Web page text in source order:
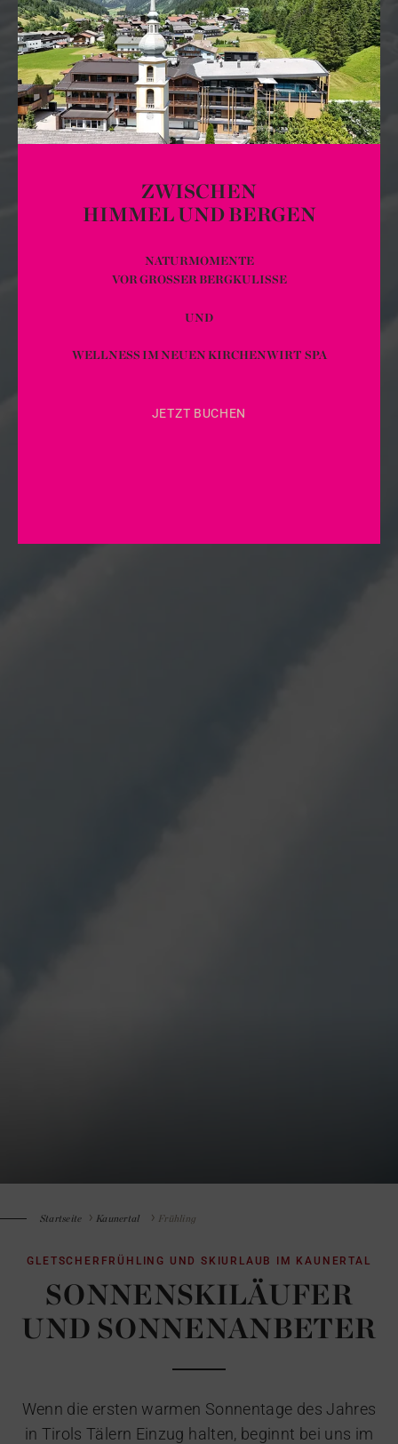
ZWISCHEN
HIMMEL UND BERGEN
NATURMOMENTE
VOR GROSSER BERGKULISSE
UND
WELLNESS IM NEUEN KIRCHENWIRT SPA
JETZT BUCHEN
Startseite Kaunertal Frühling
GLETSCHERFRÜHLING UND SKIURLAUB IM KAUNERTAL
SONNENSKILÄUFER
UND SONNENANBETER
Wenn die ersten warmen Sonnentage des Jahres
in Tirols Tälern Einzug halten, beginnt bei uns im